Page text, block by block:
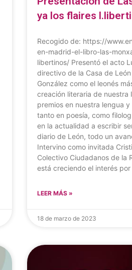
ya los flaires
Recogido de: https://
en-madrid-el-libro-las-
libertinos/ Presentó el acto
directivo de la Casa de
González como el leonés
creación literaria de nuestra
premios en nuestra lengua
tanto en poesía, como
en la actualidad a escribir
diario de León, todo un
Intervino como invitada
Colectivo Ciudadanos de la
está creciendo el interés por
LEER MÁS »
18 de marzo de 2023